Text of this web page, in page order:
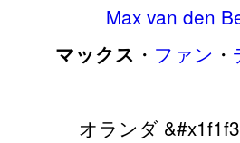
Max van den
マックス ・ ファン ・
オランダ